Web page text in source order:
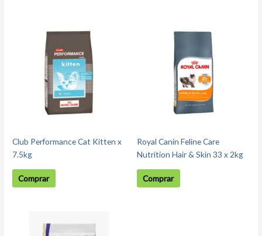
Club Performance Cat Kitten x
7.5kg
Comprar
Royal Canin Feline Care
Nutrition Hair & Skin 33 x 2kg
Comprar